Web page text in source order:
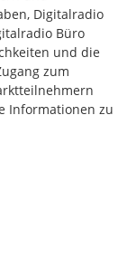
Digitalradio
Büro
und die
zum
Informationen zu